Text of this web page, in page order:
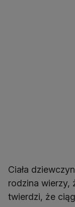
Ciała
rodzina wierzy,
twierdzi, że